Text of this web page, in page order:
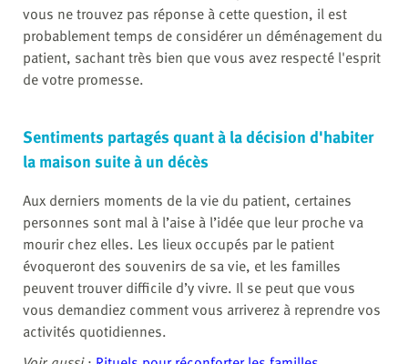
vous ne trouvez pas réponse à cette question, il est
probablement temps de considérer un déménagement du
patient, sachant très bien que vous avez respecté l'esprit
de votre promesse.
Sentiments partagés quant à la décision d'habiter
la maison suite à un décès
Aux derniers moments de la vie du patient, certaines
personnes sont mal à l’aise à l’idée que leur proche va
mourir chez elles. Les lieux occupés par le patient
évoqueront des souvenirs de sa vie, et les familles
peuvent trouver difficile d’y vivre. Il se peut que vous
vous demandiez comment vous arriverez à reprendre vos
activités quotidiennes.